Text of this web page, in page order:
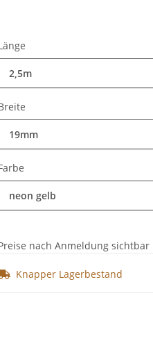
2,5m
19mm
neon gelb
nach Anmeldung sichtbar
Knapper Lagerbestand